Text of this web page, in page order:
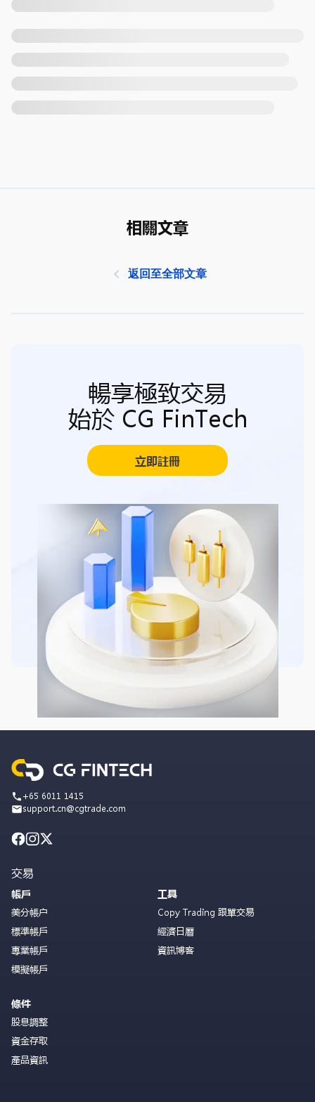
相關文章
返回至全部文章
暢享極致交易
始於 CG FinTech
立即註冊
+65 6011 1415
support.cn@cgtrade.com
交易
帳戶
美分帳户
標準帳戶
專業帳戶
模擬帳戶
條件
股息調整
資金存取
產品資訊
工具
Copy Trading 跟單交易
經濟日曆
資訊博客